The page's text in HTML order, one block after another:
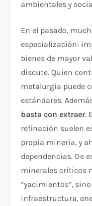
ambientales y
En el pasado,
especialización:
bienes de mayor
discute. Quien
metalurgia puede
estándares.
basta con extraer.
refinación suelen
propia minería, y
dependencias. De
minerales críticos
“yacimientos”,
infraestructura,